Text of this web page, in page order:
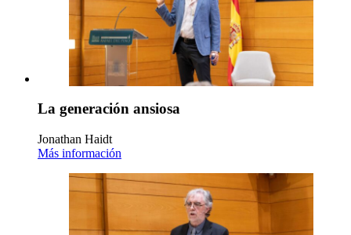
La generación ansiosa
Jonathan Haidt
Más información